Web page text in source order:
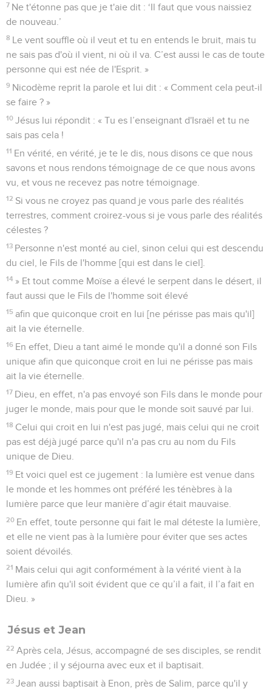
7 Ne t'étonne pas que je t'aie dit : ‘Il faut que vous naissiez
de nouveau.’
8 Le vent souffle où il veut et tu en entends le bruit, mais tu
ne sais pas d'où il vient, ni où il va. C’est aussi le cas de toute
personne qui est née de l'Esprit. »
9 Nicodème reprit la parole et lui dit : « Comment cela peut-il
se faire ? »
10 Jésus lui répondit : « Tu es l’enseignant d'Israël et tu ne
sais pas cela !
11 En vérité, en vérité, je te le dis, nous disons ce que nous
savons et nous rendons témoignage de ce que nous avons
vu, et vous ne recevez pas notre témoignage.
12 Si vous ne croyez pas quand je vous parle des réalités
terrestres, comment croirez-vous si je vous parle des réalités
célestes ?
13 Personne n'est monté au ciel, sinon celui qui est descendu
du ciel, le Fils de l'homme [qui est dans le ciel].
14 » Et tout comme Moïse a élevé le serpent dans le désert, il
faut aussi que le Fils de l'homme soit élevé
15 afin que quiconque croit en lui [ne périsse pas mais qu'il]
ait la vie éternelle.
16 En effet, Dieu a tant aimé le monde qu'il a donné son Fils
unique afin que quiconque croit en lui ne périsse pas mais
ait la vie éternelle.
17 Dieu, en effet, n'a pas envoyé son Fils dans le monde pour
juger le monde, mais pour que le monde soit sauvé par lui.
18 Celui qui croit en lui n'est pas jugé, mais celui qui ne croit
pas est déjà jugé parce qu'il n'a pas cru au nom du Fils
unique de Dieu.
19 Et voici quel est ce jugement : la lumière est venue dans
le monde et les hommes ont préféré les ténèbres à la
lumière parce que leur manière d’agir était mauvaise.
20 En effet, toute personne qui fait le mal déteste la lumière,
et elle ne vient pas à la lumière pour éviter que ses actes
soient dévoilés.
21 Mais celui qui agit conformément à la vérité vient à la
lumière afin qu'il soit évident que ce qu’il a fait, il l’a fait en
Dieu. »
Jésus et Jean
22 Après cela, Jésus, accompagné de ses disciples, se rendit
en Judée ; il y séjourna avec eux et il baptisait.
23 Jean aussi baptisait à Enon, près de Salim, parce qu'il y